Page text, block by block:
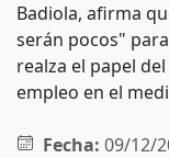
Badiola, afirma
serán pocos"
realza el papel
empleo en el
Fecha: 09/12/